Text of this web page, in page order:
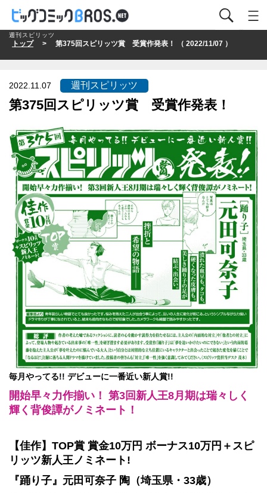
トップ> 第375回スピリッツ賞 受賞作発表！ （ 2022/11/07 ）
週刊スピリッツ
2022.11.07
第375回スピリッツ賞 受賞作発表！
週刊スピリッツ
毎月やってる!! デビューに一番近い新人賞!!
開始早々力作揃い！ 第3回新人王8月期は瑞々しく
輝く背俊譚がノミネート！
【佳作】TOP賞 賞金10万円 ボーナス10万円＋スピ
リッツ新人王ノミネート!
『踊り子』元田可奈子 陶（埼玉県・33歳）